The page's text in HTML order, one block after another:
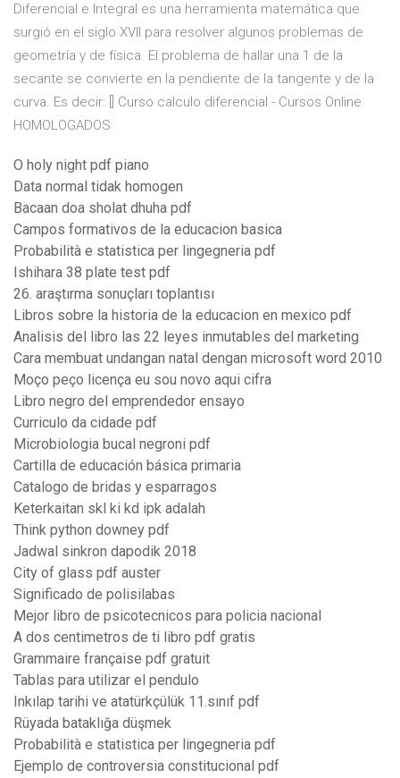
Diferencial e Integral es una herramienta matemática que
surgió en el siglo XVII para resolver algunos problemas de
geometría y de física. El problema de hallar una 1 de la
secante se convierte en la pendiente de la tangente y de la
curva. Es decir: [] Curso calculo diferencial - Cursos Online
HOMOLOGADOS
O holy night pdf piano
Data normal tidak homogen
Bacaan doa sholat dhuha pdf
Campos formativos de la educacion basica
Probabilità e statistica per lingegneria pdf
Ishihara 38 plate test pdf
26. araştırma sonuçları toplantısı
Libros sobre la historia de la educacion en mexico pdf
Analisis del libro las 22 leyes inmutables del marketing
Cara membuat undangan natal dengan microsoft word 2010
Moço peço licença eu sou novo aqui cifra
Libro negro del emprendedor ensayo
Curriculo da cidade pdf
Microbiologia bucal negroni pdf
Cartilla de educación básica primaria
Catalogo de bridas y esparragos
Keterkaitan skl ki kd ipk adalah
Think python downey pdf
Jadwal sinkron dapodik 2018
City of glass pdf auster
Significado de polisilabas
Mejor libro de psicotecnicos para policia nacional
A dos centimetros de ti libro pdf gratis
Grammaire française pdf gratuit
Tablas para utilizar el pendulo
Inkılap tarihi ve atatürkçülük 11.sınıf pdf
Rüyada bataklığa düşmek
Probabilità e statistica per lingegneria pdf
Ejemplo de controversia constitucional pdf